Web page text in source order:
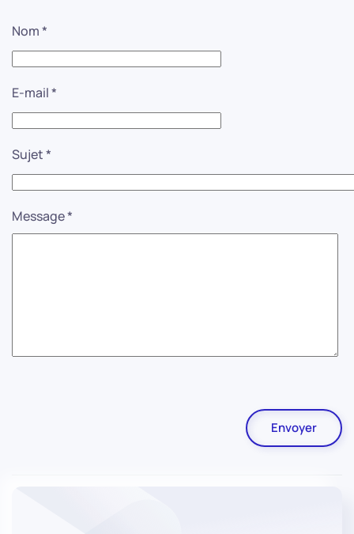
Nom*
E-mail*
Sujet*
Message*
Envoyer